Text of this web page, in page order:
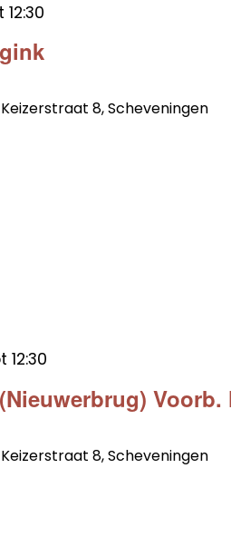
12:30
Keizerstraat 8, Scheveningen
Voorb.
12:30
Keizerstraat 8, Scheveningen